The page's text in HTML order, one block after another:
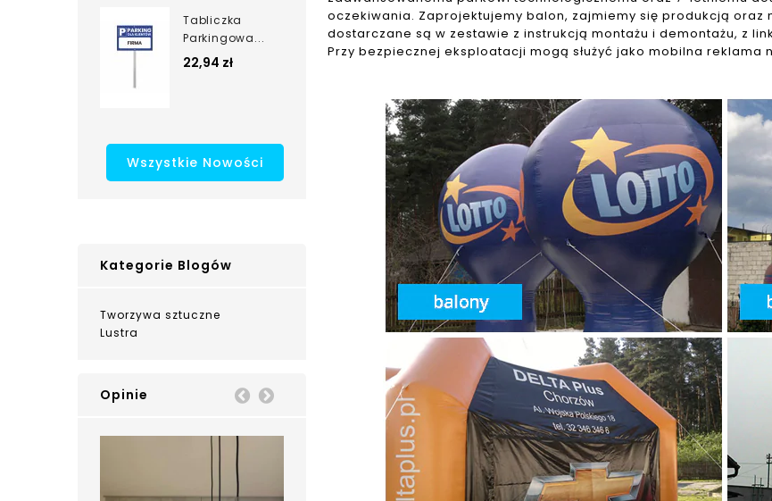
Tabliczka
Parkingowa...
22,94 zł
Wszystkie Nowości
Kategorie Blogów
Tworzywa sztuczne
Lustra
Opinie Prev
oczekiwania. Zaprojektujemy balon, zajmiemy się produkcją oraz
dostarczane są w zestawie z instrukcją montażu i demontażu, z
Przy bezpiecznej eksploatacji mogą służyć jako mobilna reklama